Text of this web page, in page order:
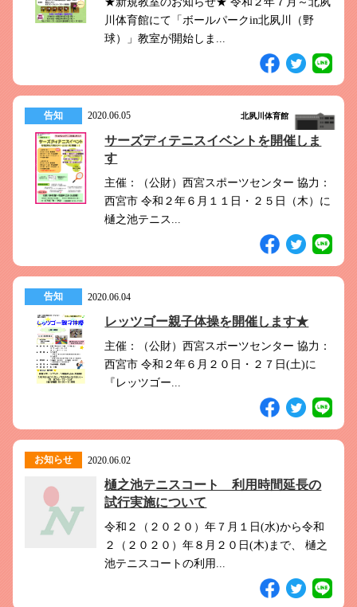
川体育館にて「ボールパークin北夙川（野
球）」教室が開始しま...
告知 2020.06.05 北夙川体育館
サーズディテニスイベントを開催しま
す
主催：（公財）西宮スポーツセンター 協力：
西宮市 令和２年６月１１日・２５日（木）に
樋之池テニス...
告知 2020.06.04
レッツゴー親子体操を開催します★
主催：（公財）西宮スポーツセンター 協力：
西宮市 令和２年６月２０日・２７日(土)に
『レッツゴー...
お知らせ 2020.06.02
樋之池テニスコート 利用時間延長の
試行実施について
令和２（２０２０）年７月１日(水)から令和
２（２０２０）年８月２０日(木)まで、 樋之
池テニスコートの利用...